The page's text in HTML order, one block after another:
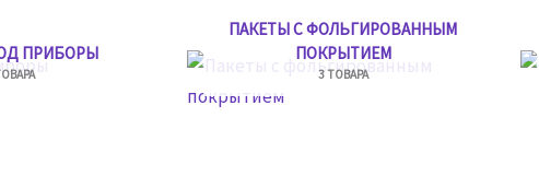
ПРИБОРЫ
ПАКЕТЫ С ФОЛЬГИРОВАННЫМ
ПОКРЫТИЕМ
3 ТОВАРА